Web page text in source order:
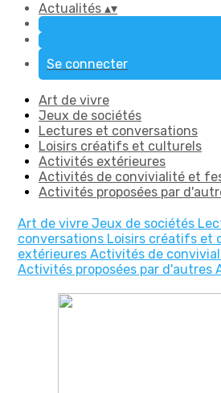
Actualités ▴▾
Se connecter
Art de vivre
Jeux de sociétés
Lectures et conversations
Loisirs créatifs et culturels
Activités extérieures
Activités de convivialité et
Activités proposées par
Art de vivre Jeux de sociétés
conversations Loisirs créatifs et
extérieures Activités de
Activités proposées par d'autres